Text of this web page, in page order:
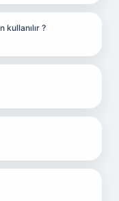
kullanılır ?